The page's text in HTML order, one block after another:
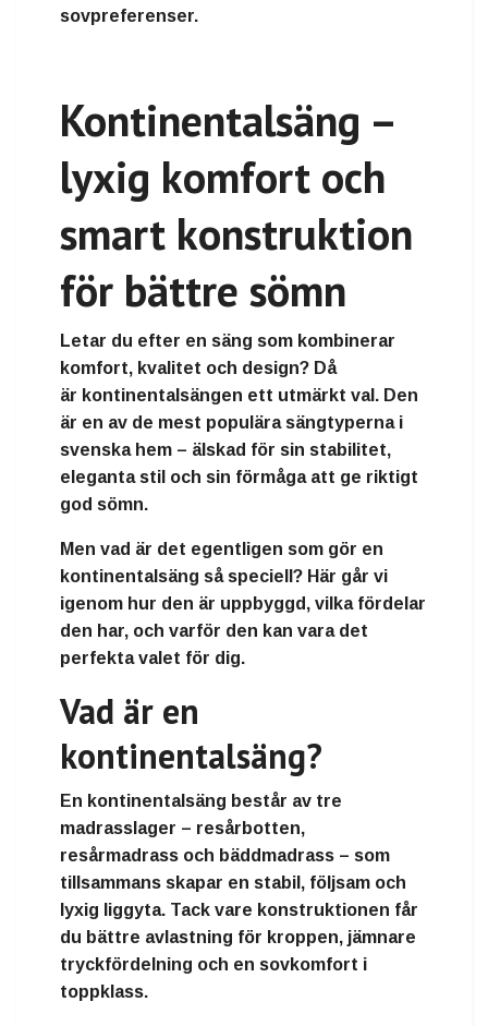
sovpreferenser.
Kontinentalsäng –
lyxig komfort och
smart konstruktion
för bättre sömn
Letar du efter en säng som kombinerar
komfort, kvalitet och design? Då
är kontinentalsängen ett utmärkt val. Den
är en av de mest populära sängtyperna i
svenska hem – älskad för sin stabilitet,
eleganta stil och sin förmåga att ge riktigt
god sömn.
Men vad är det egentligen som gör en
kontinentalsäng så speciell? Här går vi
igenom hur den är uppbyggd, vilka fördelar
den har, och varför den kan vara det
perfekta valet för dig.
Vad är en
kontinentalsäng?
En kontinentalsäng består av tre
madrasslager – resårbotten,
resårmadrass och bäddmadrass – som
tillsammans skapar en stabil, följsam och
lyxig liggyta. Tack vare konstruktionen får
du bättre avlastning för kroppen, jämnare
tryckfördelning och en sovkomfort i
toppklass.